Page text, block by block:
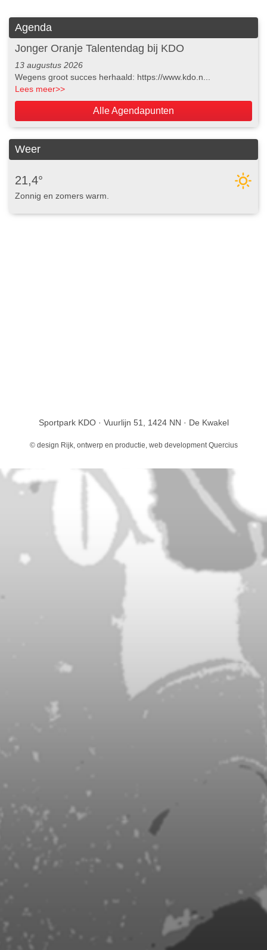
Agenda
Jonger Oranje Talentendag bij KDO
13 augustus 2026
Wegens groot succes herhaald: https://www.kdo.n...
Lees meer>>
Alle Agendapunten
Weer
21,4°
Zonnig en zomers warm
Sportpark KDO · Vuurlijn 51, 1424 NN · De Kwakel
© design Rijk, ontwerp en productie , web development Quercius